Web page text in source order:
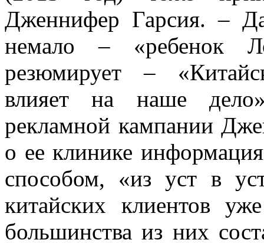
Дженнифер Гарсия. –
немало – «ребенок
резюмирует –
влияет на наше
рекламной кампании
о ее клинике
способом, «из уст в
китайских клиентов
большинства из них